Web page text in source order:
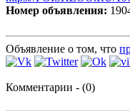
Номер объявления:
Объявление о том, что
Комментарии - (0)